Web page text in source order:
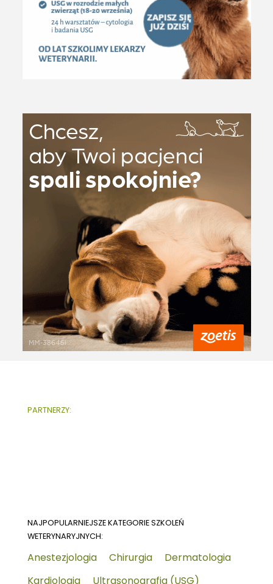
PARTNERZY:
NAJPOPULARNIEJSZE KATEGORIE SZKOLEŃ
WETERYNARYJNYCH:
Anestezjologia Chirurgia
Dermatologia
Kardiologia
Ultrasonografia (USG)